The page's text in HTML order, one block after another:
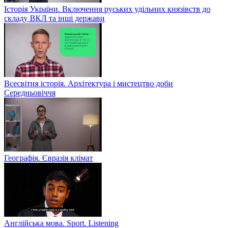
Історія України. Включення руських удільних князівств до
складу ВКЛ та інші держави
Всесвітня історія. Архітектура і мистецтво доби
Середньовіччя
Географія. Євразія клімат
Англійська мова. Sport. Listening